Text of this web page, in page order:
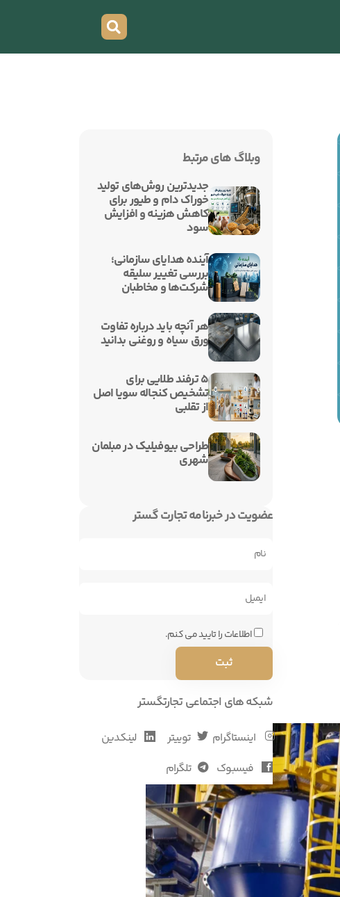
وبلاگ های مرتبط
جدیدترین روش‌های تولید
خوراک دام و طیور برای
کاهش هزینه و افزایش
سود
آینده هدایای سازمانی؛
بررسی تغییر سلیقه
شرکت‌ها و مخاطبان
هر آنچه باید درباره تفاوت
ورق سیاه و روغنی بدانید
۵ ترفند طلایی برای
تشخیص کنجاله سویا اصل
از تقلبی
طراحی بیوفیلیک در مبلمان
شهری
عضویت در خبرنامه تجارت گستر
اطلاعات را تایید می کنم.
شبکه های اجتماعی تجارتگستر
اینستاگرام توییتر
لینکدین
فیسبوک
تلگرام